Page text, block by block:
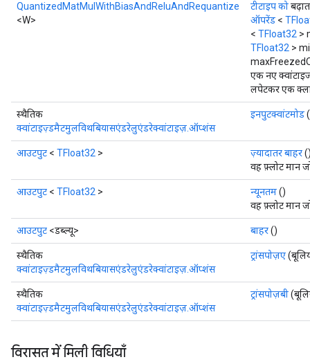
QuantizedMatMulWithBiasAndReluAndRequantize
<W>
टीटाइप को
ऑपरेंड <
< TFloat32 >
TFloat32 >
एक नए
लपेटकर एक
स्थैतिक
क्वांटाइज़्डमैटमुलविथबियासएंडरेलुएंडरेक्वांटाइज़.ऑप्शंस
इनपुटक्वांटमोड
आउटपुट < TFloat32 > ज़्यादातर बाहर
वह फ़्लोट मान
आउटपुट < TFloat32 > न्यूनतम()
वह फ़्लोट मान
आउटपुट <डब्ल्यू> बाहर()
स्थैतिक
क्वांटाइज़्डमैटमुलविथबियासएंडरेलुएंडरेक्वांटाइज़.ऑप्शंस
ट्रांसपोज़ए
स्थैतिक
क्वांटाइज़्डमैटमुलविथबियासएंडरेलुएंडरेक्वांटाइज़.ऑप्शंस
ट्रांसपोज़बी
विरासत में मिली विधियाँ